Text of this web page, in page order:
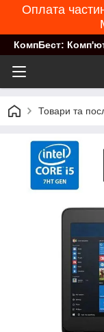
Оплата
КомпБест:
Товари та